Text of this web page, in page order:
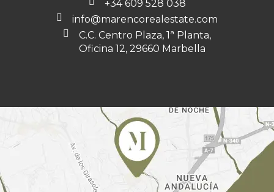
+34 609 528 038
info@marencorealestate.com
C.C. Centro Plaza, 1ª Planta,
Oficina 12, 29660 Marbella